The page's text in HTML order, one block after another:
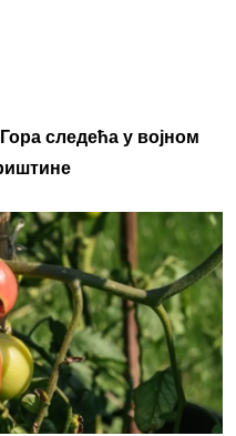
следећа у војном